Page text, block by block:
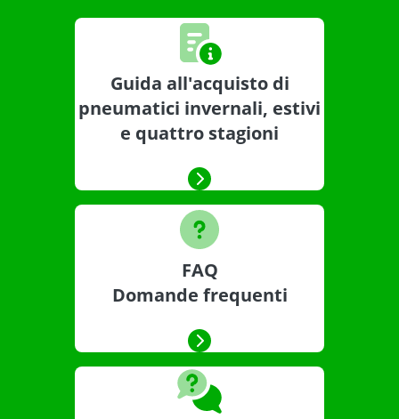
Guida all'acquisto di
pneumatici invernali, estivi
e quattro stagioni
FAQ
Domande frequenti